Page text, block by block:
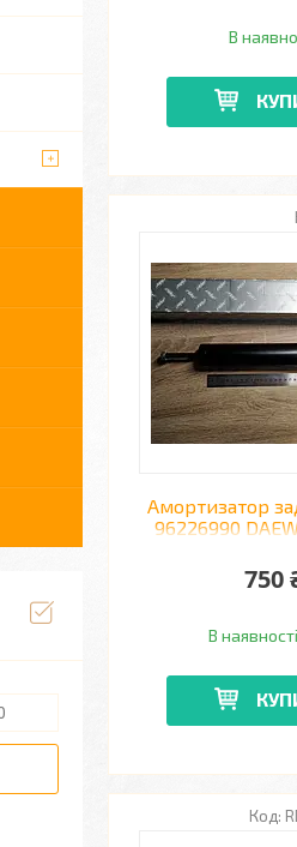
В
Амортизатор
96226990
750
В